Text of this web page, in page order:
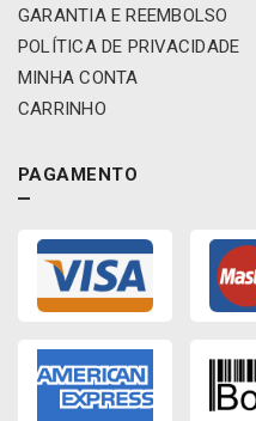
GARANTIA E REEMBOLSO
POLÍTICA DE PRIVACIDADE
MINHA CONTA
CARRINHO
PAGAMENTO